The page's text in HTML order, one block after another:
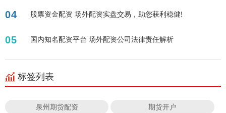
04 股票资金配资 场外配资实盘交易，助您获利稳健!
05 国内知名配资平台 场外配资公司法律责任解析
标签列表
泉州期货配资 期货开户